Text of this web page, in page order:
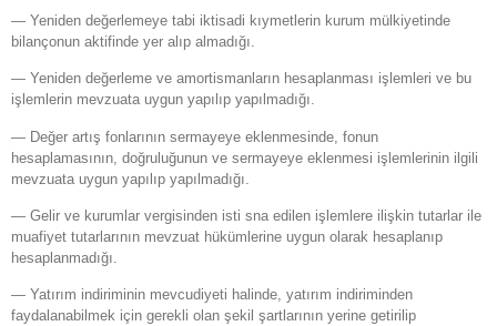
— Yeniden değerlemeye tabi iktisadi kıymetlerin kurum mülkiyetinde
bilançonun aktifinde yer alıp almadığı.
— Yeniden değerleme ve amortismanların hesaplanması işlemleri ve bu
işlemlerin mevzuata uygun yapılıp yapılmadığı.
— Değer artış fonlarının sermayeye eklenmesinde, fonun
hesaplamasının, doğruluğunun ve sermayeye eklenmesi işlemlerinin ilgili
mevzuata uygun yapılıp yapılmadığı.
— Gelir ve kurumlar vergisinden isti sna edilen işlemlere ilişkin tutarlar ile
muafiyet tutarlarının mevzuat hükümlerine uygun olarak hesaplanıp
hesaplanmadığı.
— Yatırım indiriminin mevcudiyeti halinde, yatırım indiriminden
faydalanabilmek için gerekli olan şekil şartlarının yerine getirilip